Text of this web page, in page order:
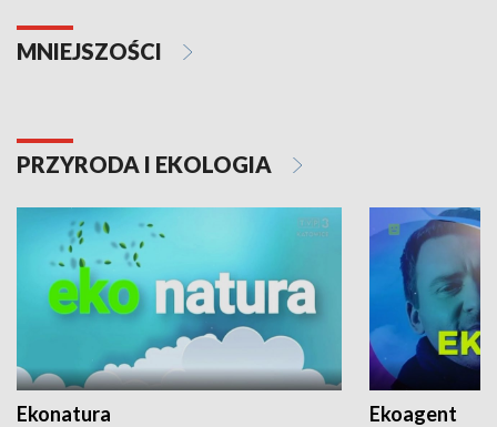
MNIEJSZOŚCI
PRZYRODA I EKOLOGIA
Ekonatura Ekoagent